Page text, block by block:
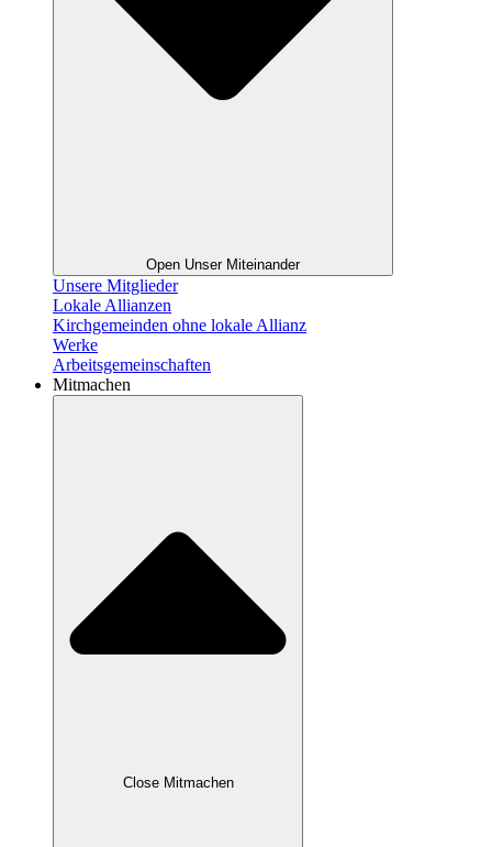
Open Unser Miteinander
Unsere Mitglieder
Lokale Allianzen
Kirchgemeinden ohne lokale Allianz
Werke
Arbeitsgemeinschaften
Mitmachen
Close Mitmachen